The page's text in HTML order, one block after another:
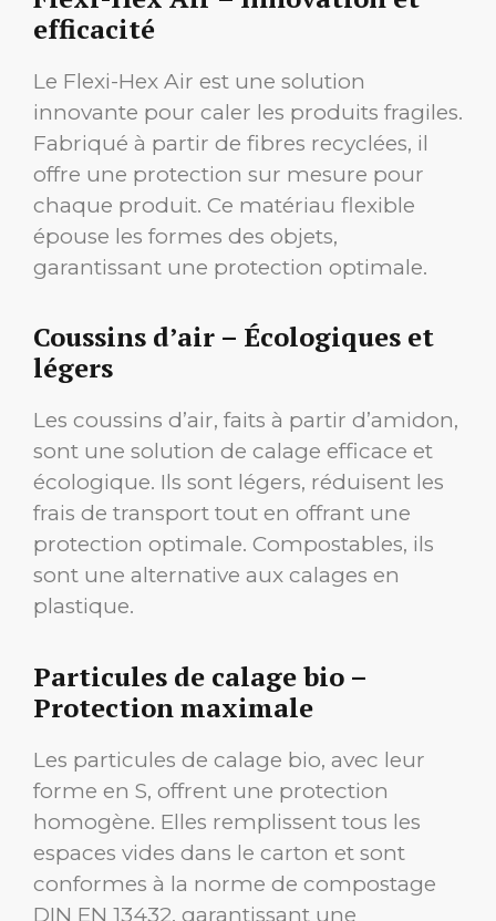
efficacité
Le Flexi-Hex Air est une solution
innovante pour caler les produits fragiles.
Fabriqué à partir de fibres recyclées, il
offre une protection sur mesure pour
chaque produit. Ce matériau flexible
épouse les formes des objets,
garantissant une protection optimale.
Coussins d’air – Écologiques et
légers
Les coussins d’air, faits à partir d’amidon,
sont une solution de calage efficace et
écologique. Ils sont légers, réduisent les
frais de transport tout en offrant une
protection optimale. Compostables, ils
sont une alternative aux calages en
plastique.
Particules de calage bio –
Protection maximale
Les particules de calage bio, avec leur
forme en S, offrent une protection
homogène. Elles remplissent tous les
espaces vides dans le carton et sont
conformes à la norme de compostage
DIN EN 13432, garantissant une